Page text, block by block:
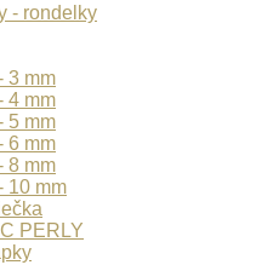
- rondelky
3 mm
4 mm
5 mm
6 mm
8 mm
10 mm
PERLY